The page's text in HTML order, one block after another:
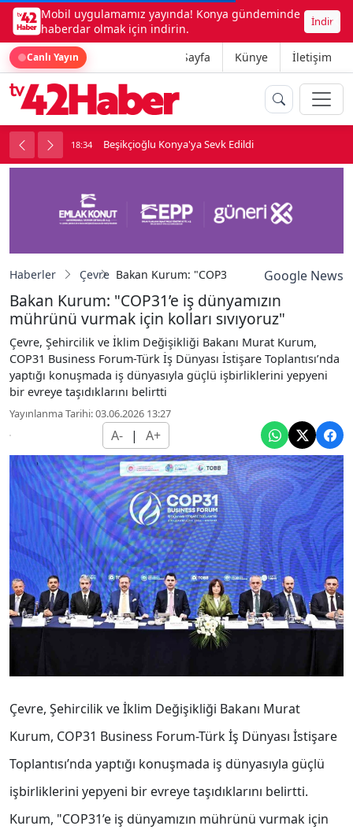
Mobil uygulamamız yayında! Konya gündeminde
haberdar olmak için indirin.
İndir
Canlı Yayın Ana Sayfa Künye İletişim
girdi 18:34 Beşikçioğlu Konya'ya Sevk Edildi
Haberler Çevre Bakan Kurum: "COP31’e iş dünyamızın
Google News
Bakan Kurum: "COP31’e iş dünyamızın
mührünü vurmak için kolları sıvıyoruz"
Çevre, Şehircilik ve İklim Değişikliği Bakanı Murat Kurum,
COP31 Business Forum-Türk İş Dünyası İstişare Toplantısı’nda
yaptığı konuşmada iş dünyasıyla güçlü işbirliklerini yepyeni
bir evreye taşıdıklarını belirtti
Yayınlanma Tarihi: 03.06.2026 13:27
A- | A+
Çevre, Şehircilik ve İklim Değişikliği Bakanı Murat
Kurum, COP31 Business Forum-Türk İş Dünyası İstişare
Toplantısı’nda yaptığı konuşmada iş dünyasıyla güçlü
işbirliklerini yepyeni bir evreye taşıdıklarını belirtti.
Kurum, "COP31’e iş dünyamızın mührünü vurmak için